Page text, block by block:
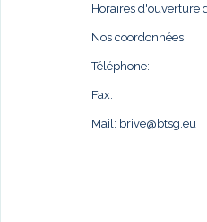
Horaires d'ouverture
Nos coordonnées:
Téléphone:
Fax:
Mail: brive@btsg.eu